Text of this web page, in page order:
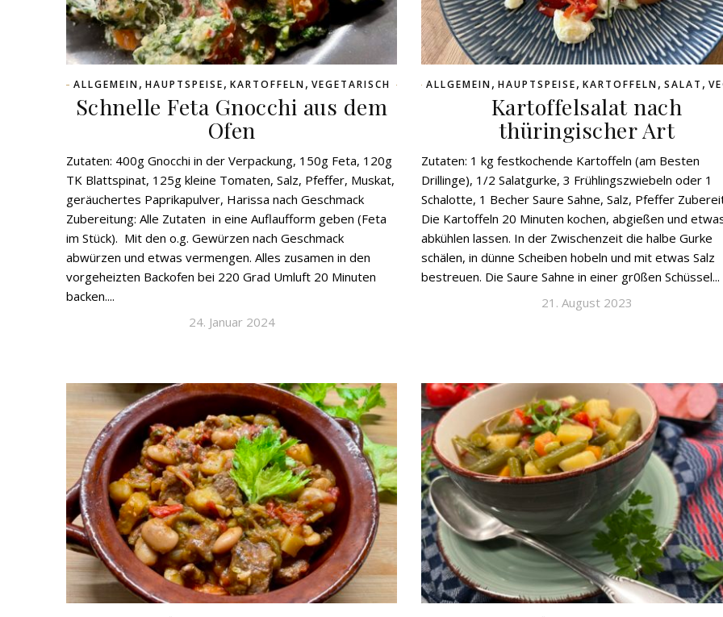
ALLGEMEIN, HAUPTSPEISE, KARTOFFELN, VEGETARISCH
Schnelle Feta Gnocchi aus dem
Ofen
Zutaten: 400g Gnocchi in der Verpackung, 150g Feta, 120g
TK Blattspinat, 125g kleine Tomaten, Salz, Pfeffer, Muskat,
geräuchertes Paprikapulver, Harissa nach Geschmack
Zubereitung: Alle Zutaten in eine Auflaufform geben (Feta
im Stück). Mit den o.g. Gewürzen nach Geschmack
abwürzen und etwas vermengen. Alles zusamen in den
vorgeheizten Backofen bei 220 Grad Umluft 20 Minuten
backen....
24. Januar 2024
ALLGEMEIN, HAUPTSPEISE, KARTOFFELN, SALAT ,
Kartoffelsalat nach
thüringischer Art
Zutaten: 1 kg festkochende Kartoffeln (am Besten
Drillinge), 1/2 Salatgurke, 3 Frühlingszwiebeln oder 1
Schalotte, 1 Becher Saure Sahne, Salz, Pfeffer
Die Kartoffeln 20 Minuten kochen, abgießen und
abkühlen lassen. In der Zwischenzeit die halbe Gurke
schälen, in dünne Scheiben hobeln und mit etwas Salz
bestreuen. Die Saure Sahne in einer gr0ßen Schüssel...
21. August 2023